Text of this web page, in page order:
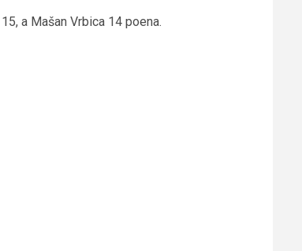
a Mašan Vrbica 14 poena.